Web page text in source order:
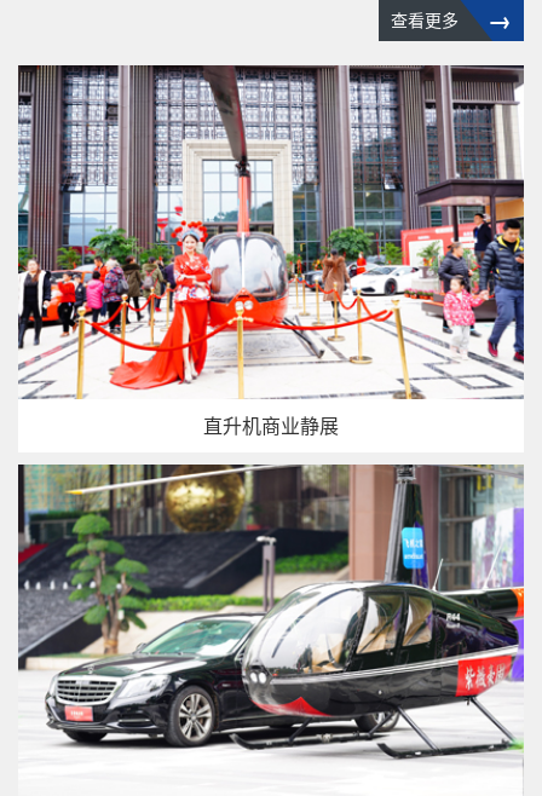
→
查看更多
直升机商业静展